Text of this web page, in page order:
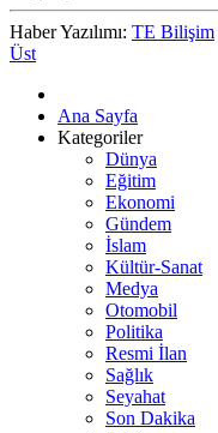
Haber Yazılımı: TE Bilişim
Üst
Ana Sayfa
Kategoriler
Dünya
Eğitim
Ekonomi
Gündem
İslam
Kültür-Sanat
Medya
Otomobil
Politika
Resmi İlan
Sağlık
Seyahat
Son Dakika